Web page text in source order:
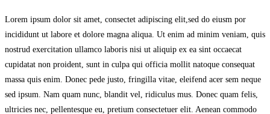
Lorem ipsum dolor sit amet, consectet adipiscing elit,sed do eiusm por
incididunt ut labore et dolore magna aliqua. Ut enim ad minim veniam, quis
nostrud exercitation ullamco laboris nisi ut aliquip ex ea sint occaecat
cupidatat non proident, sunt in culpa qui officia mollit natoque consequat
massa quis enim. Donec pede justo, fringilla vitae, eleifend acer sem neque
sed ipsum. Nam quam nunc, blandit vel, ridiculus mus. Donec quam felis,
ultricies nec, pellentesque eu, pretium consectetuer elit. Aenean commodo